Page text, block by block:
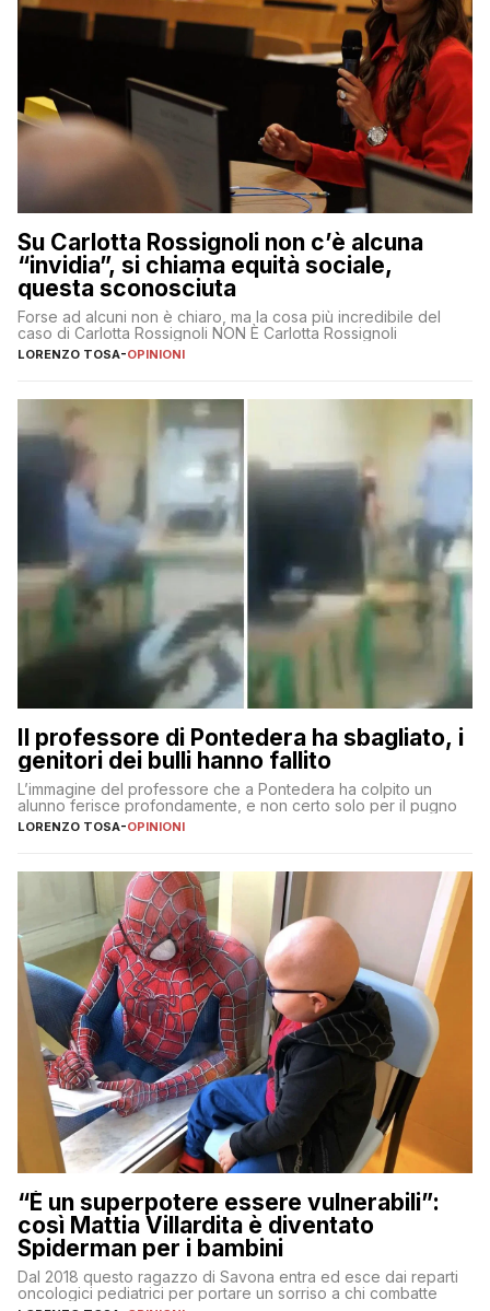
Su Carlotta Rossignoli non c’è alcuna
“invidia”, si chiama equità sociale,
questa sconosciuta
Forse ad alcuni non è chiaro, ma la cosa più incredibile del
caso di Carlotta Rossignoli NON È Carlotta Rossignoli
LORENZO TOSA-OPINIONI
Il professore di Pontedera ha sbagliato, i
genitori dei bulli hanno fallito
L’immagine del professore che a Pontedera ha colpito un
alunno ferisce profondamente, e non certo solo per il pugno
LORENZO TOSA-OPINIONI
“È un superpotere essere vulnerabili”:
così Mattia Villardita è diventato
Spiderman per i bambini
Dal 2018 questo ragazzo di Savona entra ed esce dai reparti
oncologici pediatrici per portare un sorriso a chi combatte